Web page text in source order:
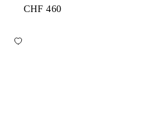
CHF 460